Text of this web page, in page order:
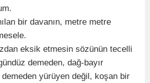
bir davanın, metre metre
eksik etmesin sözünün tecelli
demeden, dağ-bayır
yürüyen değil, koşan bir